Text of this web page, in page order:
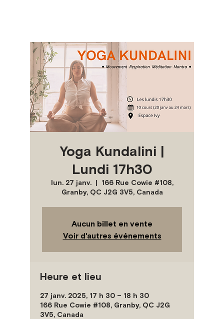
Yoga Kundalini |
Lundi 17h30
lun. 27 janv.
  |
166 Rue Cowie #108,
Granby, QC J2G 3V5, Canada
Aucun billet en vente
Voir d'autres événements
Heure et lieu
27 janv. 2025, 17 h 30 – 18 h 30
166 Rue Cowie #108, Granby, QC J2G
3V5, Canada